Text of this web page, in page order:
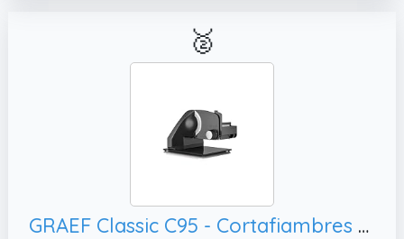
🥈
GRAEF Classic C95 - Cortafiambres eléctrico, gris micáceo